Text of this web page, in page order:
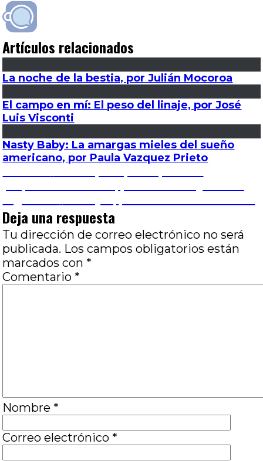
Artículos relacionados
La noche de la bestia, por Julián Mocoroa
El campo en mí: El peso del linaje, por José
Luis Visconti
Nasty Baby: La amargas mieles del sueño
americano, por Paula Vazquez Prieto
Navegación
de
entradas siguiente:
Deja una respuesta
Tu dirección de correo electrónico no será
publicada. Los campos obligatorios están
marcados con *
Comentario *
Nombre *
Correo electrónico *